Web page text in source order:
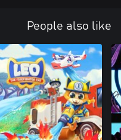
People also like